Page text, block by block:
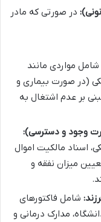
در صورتی که مادر
شامل مواردی مانند
(در صورت بیماری و
بر عدم اشتغال به
وجود و دسترسی):
اسناد مالکیت اموال
میزان نفقه و
شامل فاکتورهای
مدارک درمانی و